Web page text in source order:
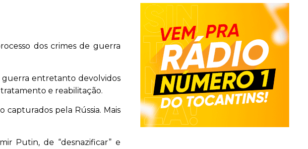
dos crimes de guerra
guerra entretanto devolvidos
e reabilitação.
capturados pela Rússia. Mais
Putin, de “desnazificar” e